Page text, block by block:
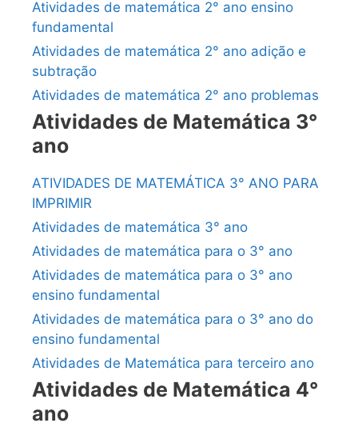
Atividades de matemática 2° ano ensino
fundamental
Atividades de matemática 2° ano adição e
subtração
Atividades de matemática 2° ano problemas
Atividades de Matemática 3°
ano
ATIVIDADES DE MATEMÁTICA 3° ANO PARA
IMPRIMIR
Atividades de matemática 3° ano
Atividades de matemática para o 3° ano
Atividades de matemática para o 3° ano
ensino fundamental
Atividades de matemática para o 3° ano do
ensino fundamental
Atividades de Matemática para terceiro ano
Atividades de Matemática 4°
ano